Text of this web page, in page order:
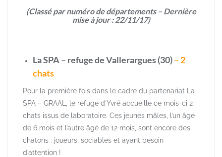
(Classé par numéro de départements – Dernière
mise à jour : 22/11/17)
La SPA – refuge de Vallerargues (30)– 2
chats
Pour la première fois dans le cadre du partenariat La
SPA – GRAAL, le refuge d’Yvré accueille ce mois-ci 2
chats issus de laboratoire. Ces jeunes mâles, l’un âgé
de 6 mois et l’autre âgé de 12 mois, sont encore des
chatons : joueurs, sociables et ayant besoin
d’attention !